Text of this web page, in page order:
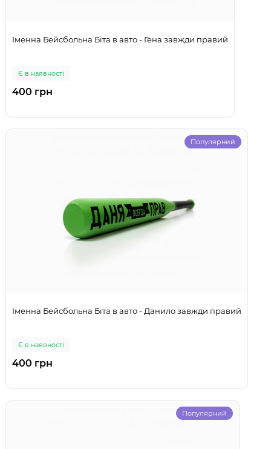
Іменна Бейсбольна Біта в авто - Гена завжди правий
Є в наявності
400 грн
Популярний
Іменна Бейсбольна Біта в авто - Данило завжди правий
Є в наявності
400 грн
Популярний